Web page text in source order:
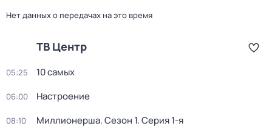
Нет данных о передачах на это время
ТВ Центр
05:25 10 самых
06:00 Настроение
08:10 Миллионерша. Сезон 1. Серия 1-я